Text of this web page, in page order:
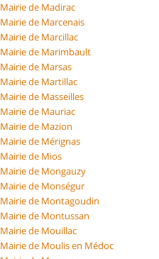
Mairie de Madirac
Mairie de Marcenais
Mairie de Marcillac
Mairie de Marimbault
Mairie de Marsas
Mairie de Martillac
Mairie de Masseilles
Mairie de Mauriac
Mairie de Mazion
Mairie de Mérignas
Mairie de Mios
Mairie de Mongauzy
Mairie de Monségur
Mairie de Montagoudin
Mairie de Montussan
Mairie de Mouillac
Mairie de Moulis en Médoc